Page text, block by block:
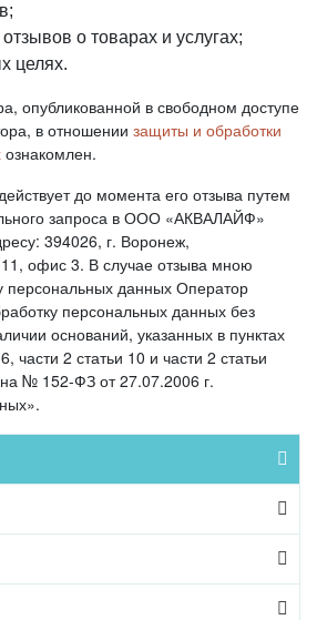
о товарах и услугах;
целях.
опубликованной в свободном доступе
в отношении защиты и обработки
ознакомлен.
до момента его отзыва путем
запроса в ООО «АКВАЛАЙФ»
394026, г. Воронеж,
11, офис 3. В случае отзыва мною
персональных данных Оператор
персональных данных без
оснований, указанных в пунктах
части 2 статьи 10 и части 2 статьи
№ 152-ФЗ от 27.07.2006 г.